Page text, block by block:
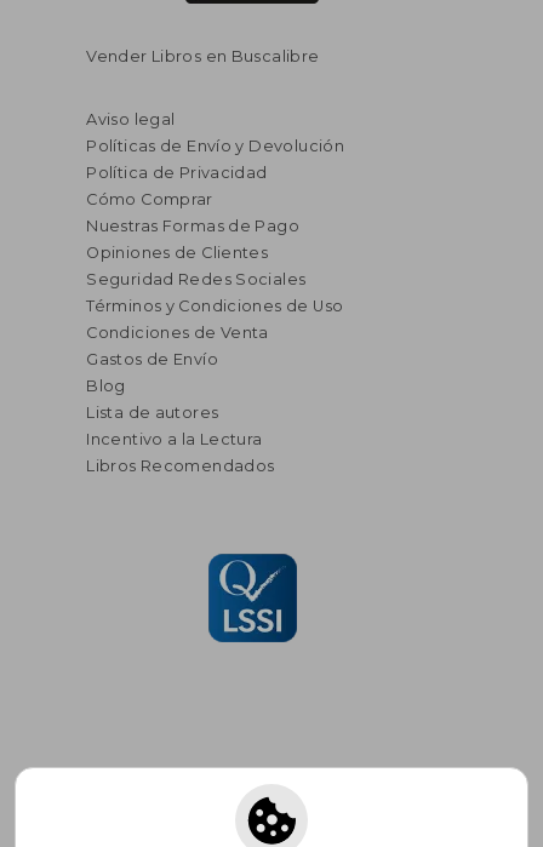
Vender Libros en Buscalibre
Aviso legal
Políticas de Envío y Devolución
Política de Privacidad
Cómo Comprar
Nuestras Formas de Pago
Opiniones de Clientes
Seguridad Redes Sociales
Términos y Condiciones de Uso
Condiciones de Venta
Gastos de Envío
Blog
Lista de autores
Incentivo a la Lectura
Libros Recomendados
Suscríbete para recibir ofertas y
promociones